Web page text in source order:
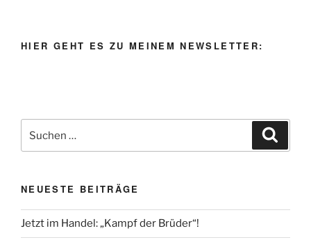
HIER GEHT ES ZU MEINEM NEWSLETTER:
nach:
NEUESTE BEITRÄGE
Jetzt im Handel: „Kampf der Brüder“!